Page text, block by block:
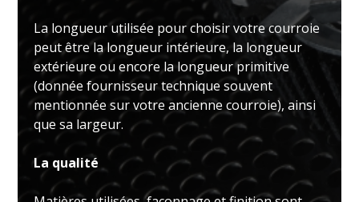
La longueur utilisée pour choisir votre courroie
peut être la longueur intérieure, la longueur
extérieure ou encore la longueur primitive
(donnée fournisseur technique souvent
mentionnée sur votre ancienne courroie), ainsi
que sa largeur.
La qualité